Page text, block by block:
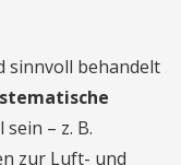
sinnvoll behandelt
– z. B.
zur Luft- und